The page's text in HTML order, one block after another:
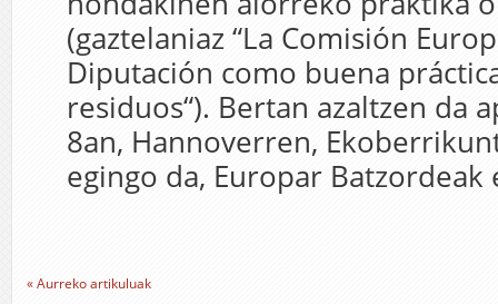
(gaztelaniaz “La Comisión
Diputación como buena
residuos“). Bertan azaltzen da
8an, Hannoverren,
egingo da, Europar Batzordeak
« Aurreko artikuluak